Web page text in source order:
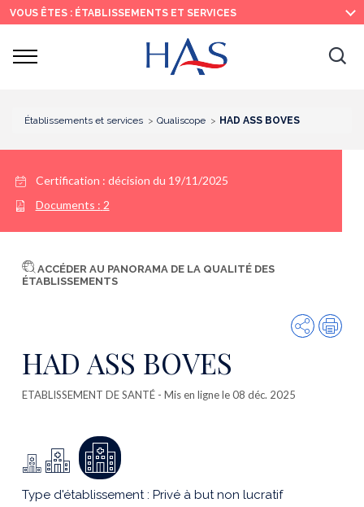
Recherche
Menu
principal
Contenu
principal
VOUS ÊTES : ÉTABLISSEMENTS ET SERVICES
Ouvrir
Établissements et services Qualiscope HAD ASS BOVES
Certification : décision du 19/11/2025
Documents : 2
ACCÉDER AU PANORAMA DE LA QUALITÉ DES
ÉTABLISSEMENTS
Partager
HAD ASS BOVES
ETABLISSEMENT DE SANTÉ - Mis en ligne le 08 déc. 2025
Type d'établissement : Privé à but non lucratif